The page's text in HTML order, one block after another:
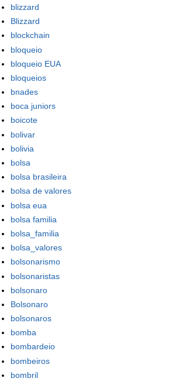
blizzard
Blizzard
blockchain
bloqueio
bloqueio EUA
bloqueios
bnades
boca juniors
boicote
bolivar
bolivia
bolsa
bolsa brasileira
bolsa de valores
bolsa eua
bolsa familia
bolsa_familia
bolsa_valores
bolsonarismo
bolsonaristas
bolsonaro
Bolsonaro
bolsonaros
bomba
bombardeio
bombeiros
bombril